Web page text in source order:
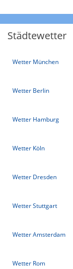
Städtewetter
Wetter München
Wetter Berlin
Wetter Hamburg
Wetter Köln
Wetter Dresden
Wetter Stuttgart
Wetter Amsterdam
Wetter Rom